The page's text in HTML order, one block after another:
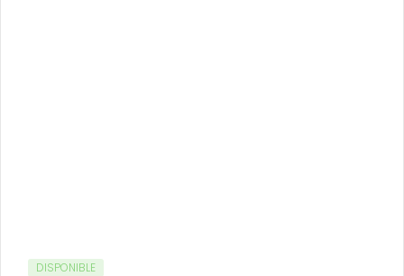
DISPONIBLE